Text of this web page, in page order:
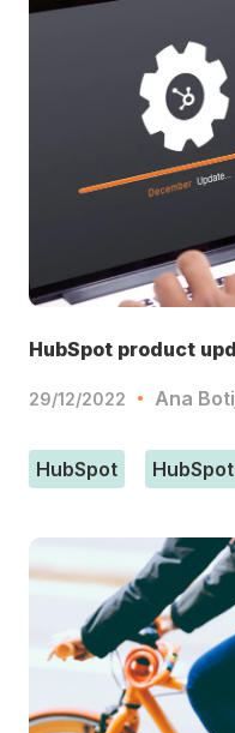
HubSpot product
29/12/2022 Ana
HubSpot